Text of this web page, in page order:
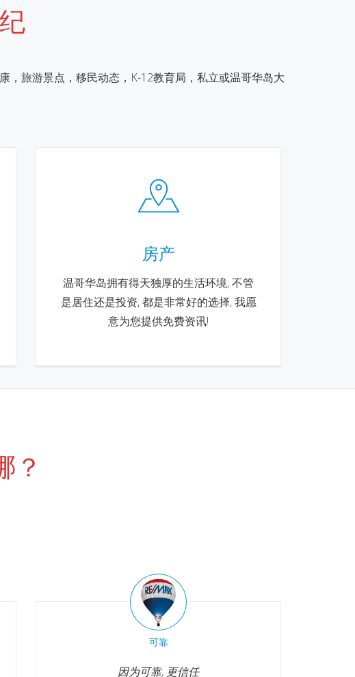
，旅游景点，移民动态，K-12教育局，私立或温哥华岛大
房产
温哥华岛拥有得天独厚的生活环境, 不管
是居住还是投资, 都是非常好的选择, 我愿
意为您提供免费资讯!
？
可靠
因为可靠, 更信任